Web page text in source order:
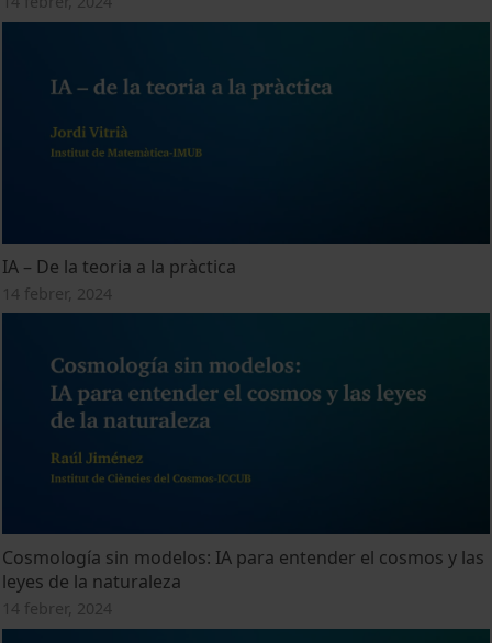
IA – De la teoria a la pràctica
14 febrer, 2024
Cosmología sin modelos: IA para entender el cosmos y las
leyes de la naturaleza
14 febrer, 2024